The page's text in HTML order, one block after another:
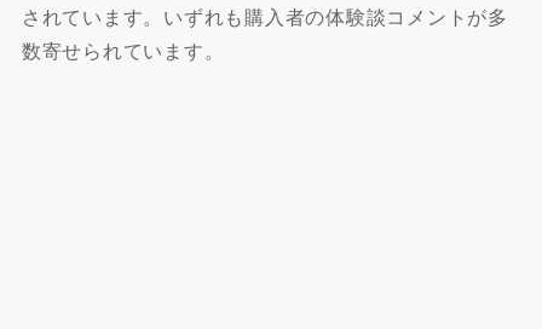
されています。いずれも購入者の体験談コメントが多
数寄せられています。